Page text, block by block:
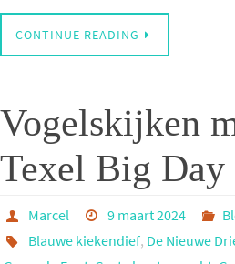
CONTINUE READING
Vogelskijken
Texel Big Day
Marcel 9 maart 2024
Blauwe kiekendief, De Nieuwe